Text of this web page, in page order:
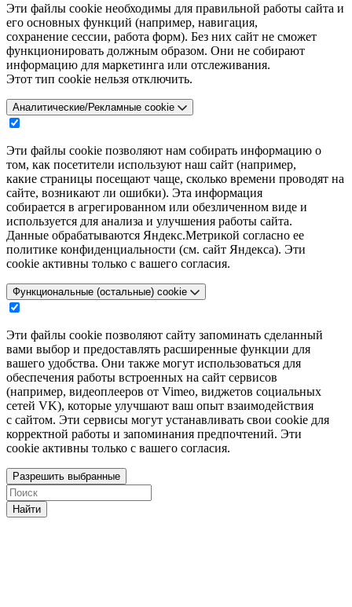
Эти файлы cookie необходимы для правильной работы сайта и
его основных функций (например, навигация,
сохранение сессии, работа форм). Без них сайт не сможет
функционировать должным образом. Они не собирают
информацию для маркетинга или отслеживания.
Этот тип cookie нельзя отключить.
Аналитические/Рекламные cookie
Эти файлы cookie позволяют нам собирать информацию о
том, как посетители используют наш сайт (например,
какие страницы посещают чаще, сколько времени проводят на
сайте, возникают ли ошибки). Эта информация
собирается в агрегированном или обезличенном виде и
используется для анализа и улучшения работы сайта.
Данные обрабатываются Яндекс.Метрикой согласно ее
политике конфиденциальности (см. сайт Яндекса). Эти
cookie активны только с вашего согласия.
Функциональные (остальные) cookie
Эти файлы cookie позволяют сайту запоминать сделанный
вами выбор и предоставлять расширенные функции для
вашего удобства. Они также могут использоваться для
обеспечения работы встроенных на сайт сервисов
(например, видеоплееров от Vimeo, виджетов социальных
сетей VK), которые улучшают ваш опыт взаимодействия
с сайтом. Эти сервисы могут устанавливать свои cookie для
корректной работы и запоминания предпочтений. Эти
cookie активны только с вашего согласия.
Разрешить выбранные
Найти